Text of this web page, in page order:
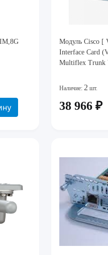
Модуль Cisco [
Interface Card
Multiflex Trunk
Наличие:2 шт.
38 966 ₽